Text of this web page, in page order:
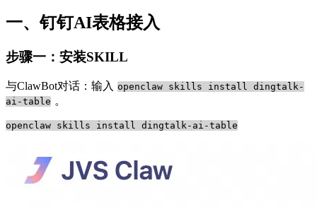
一、钉钉AI表格接入
步骤一：安装SKILL
与ClawBot对话：输入 openclaw skills install dingtalk-
ai-table 。